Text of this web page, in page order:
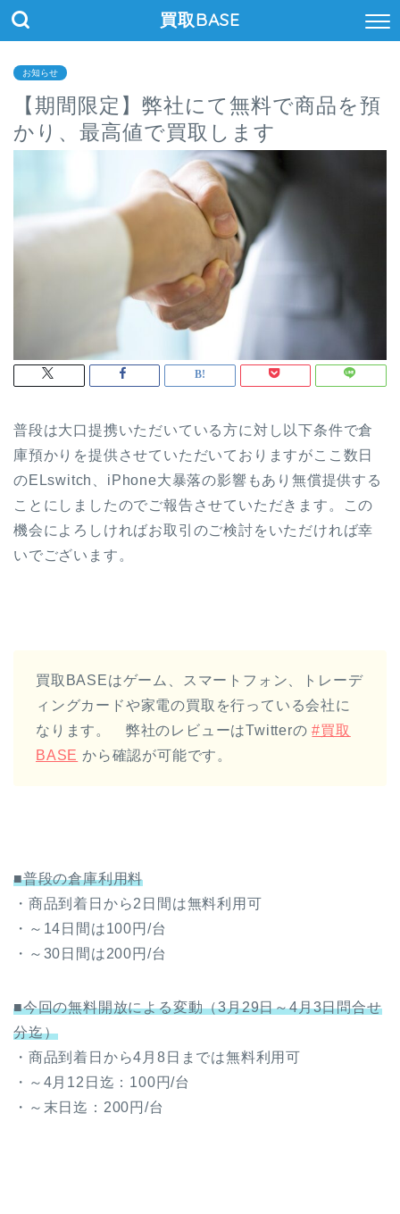
買取BASE
お知らせ
【期間限定】弊社にて無料で商品を預
かり、最高値で買取します
普段は大口提携いただいている方に対し以下条件で倉
庫預かりを提供させていただいておりますがここ数日
のELswitch、iPhone大暴落の影響もあり無償提供する
ことにしましたのでご報告させていただきます。この
機会によろしければお取引のご検討をいただければ幸
いでございます。
買取BASEはゲーム、スマートフォン、トレーデ
ィングカードや家電の買取を行っている会社に
なります。 弊社のレビューはTwitterの#買取
BASE から確認が可能です。
■普段の倉庫利用料
・商品到着日から2日間は無料利用可
・～14日間は100円/台
・～30日間は200円/台
■今回の無料開放による変動（3月29日～4月3日問合せ
分迄）
・商品到着日から4月8日までは無料利用可
・～4月12日迄：100円/台
・～末日迄：200円/台